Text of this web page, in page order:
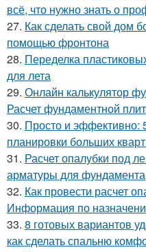
всё, что нужно знать о
27. Как сделать свой дом
помощью фронтона
28. Переделка
для лета
29. Онлайн калькулятор
Расчет фундаментной
30. Просто и эффективно:
планировки больших
31. Расчет опалубки под
арматуры для фундамента
32. Как провести расчет
Информация по
33. 8 готовых вариантов
как сделать спальню